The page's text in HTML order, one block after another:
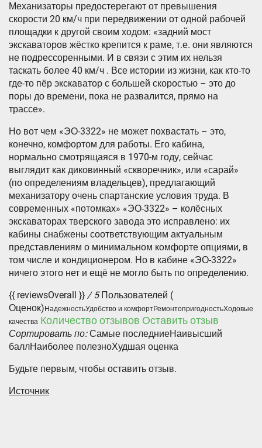
Механизаторы предостерегают от превышения
скорости 20 км/ч при передвижении от одной рабочей
площадки к другой своим ходом: «задний мост
экскаваторов жёстко крепится к раме, т.е. они являются
не подрессоренными. И в связи с этим их нельзя
таскать более 40 км/ч . Все истории из жизни, как кто-то
где-то пёр экскаватор с большей скоростью – это до
поры до времени, пока не развалится, прямо на
трассе».
Но вот чем «ЭО-3322» не может похвастать – это,
конечно, комфортом для работы. Его кабина,
нормально смотрящаяся в 1970-м году, сейчас
выглядит как диковинный «скворечник», или «сарай»
(по определениям владельцев), предлагающий
механизатору очень спартанские условия труда. В
современных «потомках» «ЭО-3322» – колёсных
экскаваторах тверского завода это исправлено: их
кабины снабжены соответствующим актуальным
представлениям о минимальном комфорте опциями, в
том числе и кондиционером. Но в кабине «ЭО-3322»
ничего этого нет и ещё не могло быть по определению.
{{ reviewsOverall }} / 5 Пользователей (
Оценок) НадежностьУдобство и комфортРемонтопригодностьХодовые
качества Количество отзывов Оставить отзыв
Сортировать по:Самые последниеНаивысший
баллНаиболее полезноХудшая оценка
Будьте первым, чтобы оставить отзыв.
Источник